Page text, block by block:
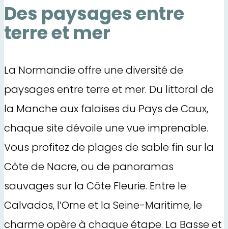
Des paysages entre
terre et mer
La Normandie offre une diversité de
paysages entre terre et mer. Du littoral de
la Manche aux falaises du Pays de Caux,
chaque site dévoile une vue imprenable.
Vous profitez de plages de sable fin sur la
Côte de Nacre, ou de panoramas
sauvages sur la Côte Fleurie. Entre le
Calvados, l’Orne et la Seine-Maritime, le
charme opère à chaque étape. La Basse et